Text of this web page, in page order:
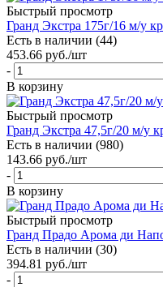
Быстрый просмотр
Гранд Экстра 175г/16 м/у
Есть в наличии (44)
453.66 руб./шт
-
В корзину
Быстрый просмотр
Гранд Экстра 47,5г/20 м/у
Есть в наличии (980)
143.66 руб./шт
-
В корзину
Быстрый просмотр
Гранд Прадо Арома ди
Есть в наличии (30)
394.81 руб./шт
-